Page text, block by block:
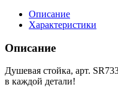
Описание
Характеристики
Описание
Душевая стойка, арт.
в каждой детали!